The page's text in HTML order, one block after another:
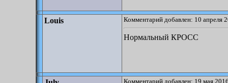
Louis Комментарий добавлен: 10 апреля
Нормальный КРОСС
Комментарий добавлен: 19 мая